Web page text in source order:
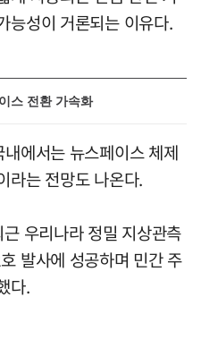
능성이 거론되는 이유다.
스 전환 가속화
에서는 뉴스페이스 체제
라는 전망도 나온다.
우리나라 정밀 지상관측
발사에 성공하며 민간 주
다.